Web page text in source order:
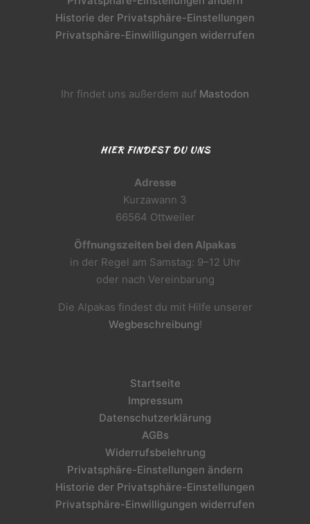
Historie der Privatsphäre-Einstellungen
Privatsphäre-Einwilligungen widerrufen
Ihr findet uns außerdem auf Mastodon
HIER FINDEST DU UNS
Adresse
Kurzawann 3
66564 Ottweiler
Öffnungszeiten bei den Alpakas
in der Regel am Samstag: 9–12 Uhr
oder nach Vereinbarung
Die Alpakas findest du mit Hilfe unserer
Wegbeschreibung!
Startseite
Impressum
Datenschutzerklärung
AGBs
Widerrufsbelehrung
Privatsphäre-Einstellungen ändern
Historie der Privatsphäre-Einstellungen
Privatsphäre-Einwilligungen widerrufen